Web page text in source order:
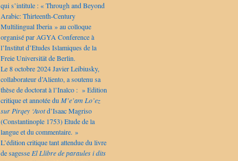
qui s’intitule : « Through and Beyond
Arabic: Thirteenth-Century
Multilingual Iberia » au colloque
organisé par AGYA Conference à
l’Institut d’Etudes Islamiques de la
Freie Universität de Berlin.
Le 8 octobre 2024 Javier Leibiusky,
collaborateur d’Aliento, a soutenu sa
thèse de doctorat à l’Inalco : » Edition
critique et annotée du M’e’am Lo’ez
sur Pirqey ‘Avotd’Isaac Magriso
(Constantinople 1753) Etude de la
langue et du commentaire. »
L’édition critique tant attendue du livre
de sagesse El Llibre de paraules i dits